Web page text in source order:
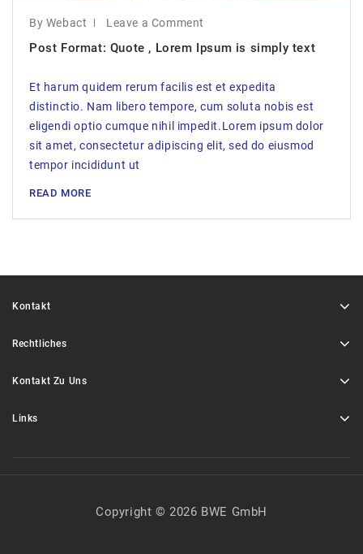
By Webact Leave a Comment
Post Format: Quote , Lorem Ipsum is simply text
Et harum quidem rerum facilis est et expedita
distinctio. Nam libero tempore, cum soluta nobis est
eligendi optio cumque nihil impedit.Lorem ipsum dolor
sit amet, consectetur adipiscing elit, sed do eiusmod
tempor incididunt ut
READ MORE
Kontakt
Rechtliches
Kontakt Zu Uns
Links
Copyright © 2026 BWE GmbH